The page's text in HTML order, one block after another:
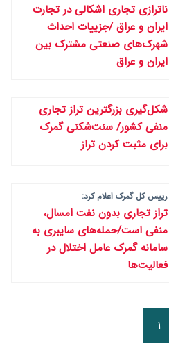
ناترازی تجاری اشکالی در تجارت
ایران و عراق /جزییات احداث
شهرک‌های صنعتی مشترک بین
ایران و عراق
شکل‌گیری بزرگترین تراز تجاری
منفی کشور/ سنت‌شکنی گمرک
برای مثبت کردن تراز
رییس کل گمرک اعلام کرد:
تراز تجاری بدون نفت امسال،
منفی است/حمله‌های سایبری به
سامانه گمرک عامل اختلال در
فعالیت‌ها
۱